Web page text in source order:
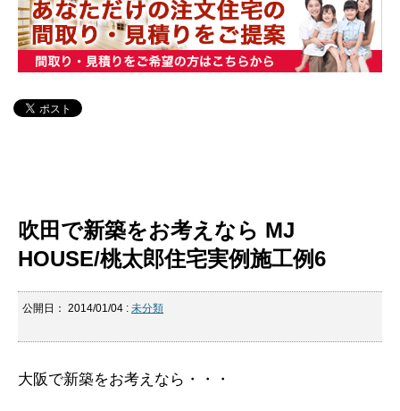
吹田で新築をお考えなら MJ
HOUSE/桃太郎住宅実例施工例6
公開日： 2014/01/04 : 未分類
大阪で新築をお考えなら・・・